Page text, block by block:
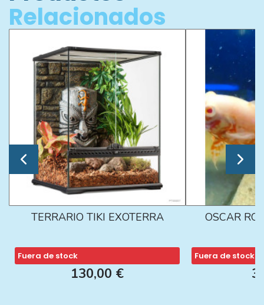
Relacionados
TERRARIO TIKI EXOTERRA
Fuera de stock
130,00 €
OSCAR
Fuera de stock